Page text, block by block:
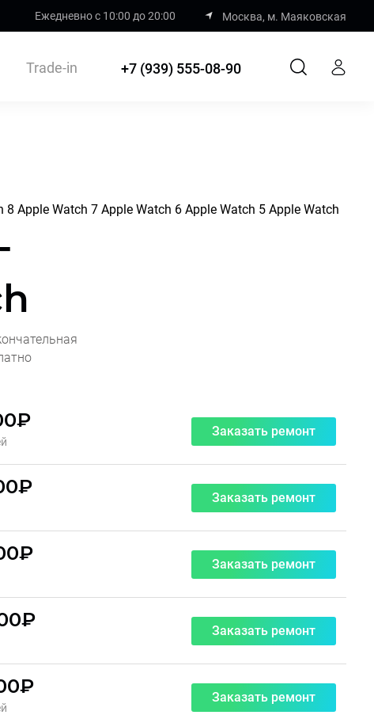
Ежедневно с 10:00 до 20:00 Москва, м. Маяковская
Trade-in +7 (939) 555-08-90
8 Apple Watch 7 Apple Watch 6 Apple Watch 5 Apple Watch
Заказать ремонт
Заказать ремонт
Заказать ремонт
Заказать ремонт
Заказать ремонт